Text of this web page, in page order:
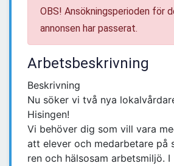
OBS! Ansökningsperioden för
annonsen har passerat.
Arbetsbeskrivning
Beskrivning
Nu söker vi två nya
Hisingen!
Vi behöver dig som vill vara
att elever och medarbetare på
ren och hälsosam arbetsmiljö. I